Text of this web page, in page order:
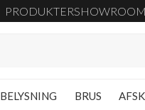
PRODUKTERSHOWROOM
BELYSNING BRUS